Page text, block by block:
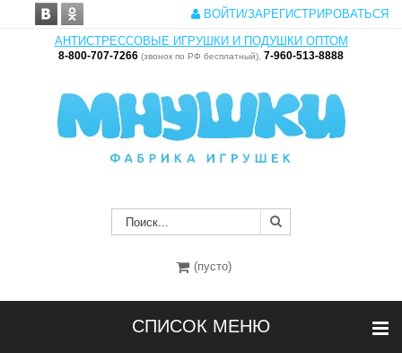
ВОЙТИ/ЗАРЕГИСТРИРОВАТЬСЯ
АНТИСТРЕССОВЫЕ ИГРУШКИ И ПОДУШКИ ОПТОМ
8-800-707-7266 (звонок по РФ бесплатный), 7-960-513-8888
(пусто)
СПИСОК МЕНЮ